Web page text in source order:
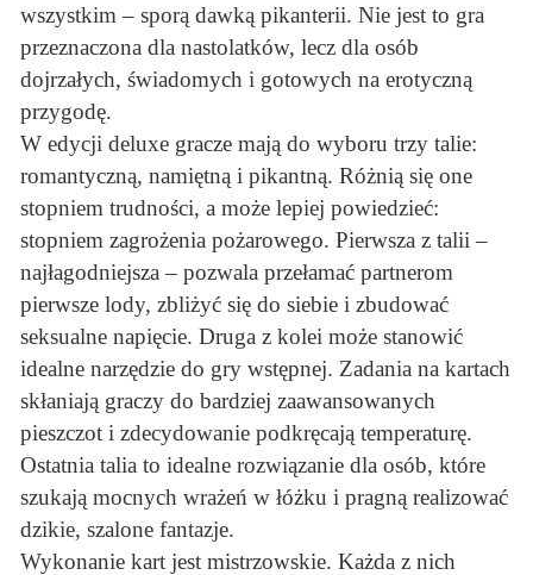
wszystkim – sporą dawką pikanterii. Nie jest to gra
przeznaczona dla nastolatków, lecz dla osób
dojrzałych, świadomych i gotowych na erotyczną
przygodę.
W edycji deluxe gracze mają do wyboru trzy talie:
romantyczną, namiętną i pikantną. Różnią się one
stopniem trudności, a może lepiej powiedzieć:
stopniem zagrożenia pożarowego. Pierwsza z talii –
najłagodniejsza – pozwala przełamać partnerom
pierwsze lody, zbliżyć się do siebie i zbudować
seksualne napięcie. Druga z kolei może stanowić
idealne narzędzie do gry wstępnej. Zadania na kartach
skłaniają graczy do bardziej zaawansowanych
pieszczot i zdecydowanie podkręcają temperaturę.
Ostatnia talia to idealne rozwiązanie dla osób, które
szukają mocnych wrażeń w łóżku i pragną realizować
dzikie, szalone fantazje.
Wykonanie kart jest mistrzowskie. Każda z nich